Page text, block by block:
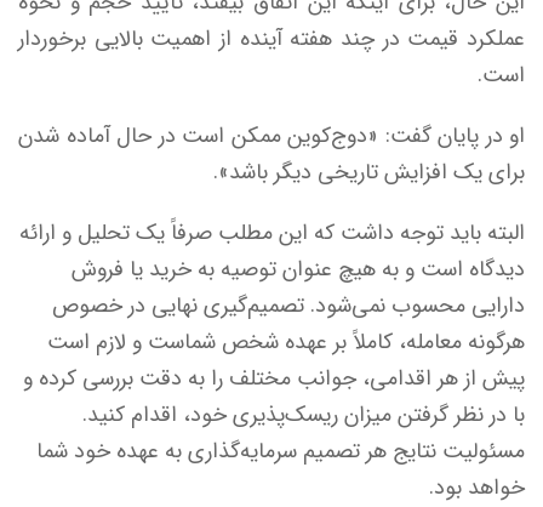
عملکرد قیمت در چند هفته آینده از اهمیت بالایی برخوردار
است.
او در پایان گفت: «دوج‌کوین ممکن است در حال آماده شدن
برای یک افزایش تاریخی دیگر باشد».
البته باید توجه داشت که این مطلب صرفاً یک تحلیل و ارائه
دیدگاه است و به هیچ عنوان توصیه به خرید یا فروش
دارایی محسوب نمی‌شود. تصمیم‌گیری نهایی در خصوص
هرگونه معامله، کاملاً بر عهده شخص شماست و لازم است
پیش از هر اقدامی، جوانب مختلف را به دقت بررسی کرده و
با در نظر گرفتن میزان ریسک‌پذیری خود، اقدام کنید.
مسئولیت نتایج هر تصمیم سرمایه‌گذاری به عهده خود شما
خواهد بود.